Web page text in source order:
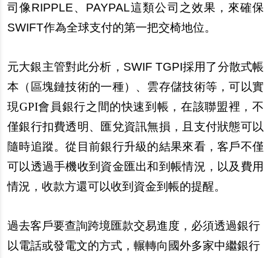
司像RIPPLE、PAYPAL這類公司之效果，來確保
SWIFT作為全球支付的第一把交椅地位。
元大銀主管對此分析，SWIF TGPI採用了分散式帳
本（區塊鏈技術的一種）、雲存儲技術等，可以實
現GPI會員銀行之間的快速到帳，在該聯盟裡，不
僅銀行扣費透明、匯兌資訊無損，且支付狀態可以
隨時追蹤。從目前銀行升級的結果來看，客戶不僅
可以透過手機收到資金匯出和到帳情況，以及費用
情況，收款方還可以收到資金到帳的提醒。
過去客戶要查詢跨境匯款交易進度，必須透過銀行
以電話或發電文的方式，輾轉向國外多家中繼銀行